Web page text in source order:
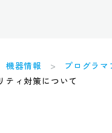
機器情報
プログラ
ティ対策について